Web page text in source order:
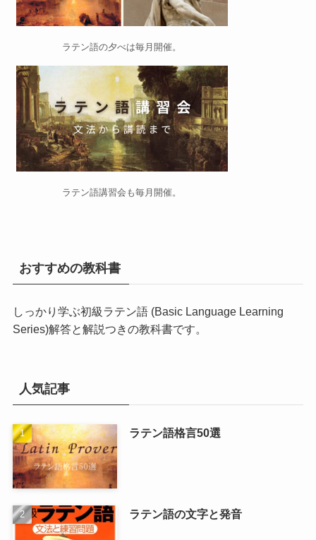
ラテン語の夕べは毎月開催。
ラテン語講習会 も毎月開催。
おすすめの教科書
しっかり学ぶ初級ラテン語 (Basic Language Learning
Series)解答と解説つきの教科書です。
人気記事
ラテン語格言50選
ラテン語の文字と発音